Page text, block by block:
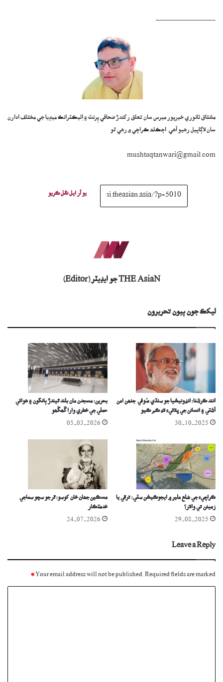
مشتاق ٽانوري خيرپور ميرس سان تعلق رکندڙ صَحافي پِرنٽ ۽ اِليڪٽرانڪ ميڊيا جي مختلف ادارن
سان لاڳاپيل رهيو آهي. اڄڪلھ ڪراچي ۾ رهي ٿو
mushtaqtanwari@gmail.com
يو آر ايل نقل ڪريو
THE AsiaN جو ايڊيٽر (Editor)
ليکڪ جون ٻيون تحريرون
آنند ڪرشنا: انڊونيشيا جو سنڌي صُوفي جنھن امن
آشتي ۽ انسانن جي ڀلائيءَ لاءِ ڪم ڪيو
30-10-2025
بحرين: مسجدن مان بلند ٿيندڙ ٻانگون ۽ ھوائي
حملي جي خطري وارا گُھگُھو
05-03-2026
ڪراچيءَ جي ضلع ملير ۾ ايجوڪيشن سٽي: ترقي يا
زمينن تي والار؟
29-08-2025
مسڪين جھان خان کوسو: ٿر جو سچو سماجي
خدمتڪار
24-07-2026
Leave a Reply
Your email address will not be published.Required fields are marked
*